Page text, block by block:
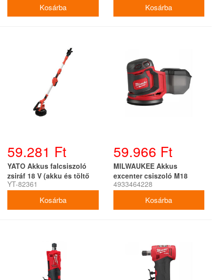
59.281 Ft
YATO Akkus falcsiszoló
zsiráf 18 V (akku és töltő
nélkül)
YT-82361
59.966 Ft
MILWAUKEE Akkus
excenter csiszoló M18
BOS125-0 (akku + töltő
4933464228